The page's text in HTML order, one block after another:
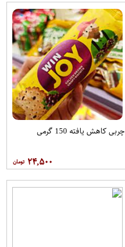
چربی کاهش یافته 150 گرمی
۲۴,۵۰۰